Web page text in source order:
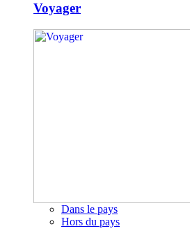
Voyager
Dans le pays
Hors du pays